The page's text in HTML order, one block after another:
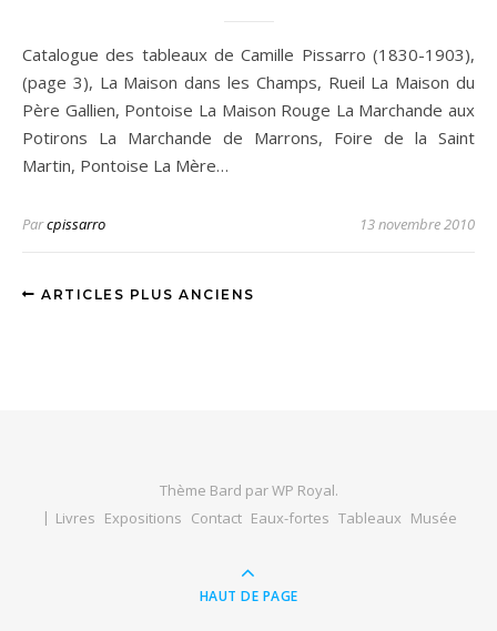
Catalogue des tableaux de Camille Pissarro (1830-1903),
(page 3), La Maison dans les Champs, Rueil La Maison du
Père Gallien, Pontoise La Maison Rouge La Marchande aux
Potirons La Marchande de Marrons, Foire de la Saint
Martin, Pontoise La Mère…
Parcpissarro 13 novembre 2010
ARTICLES PLUS ANCIENS
Thème Bard parWP Royal.
Livres Expositions Contact Eaux-fortes Tableaux Musée
HAUT DE PAGE